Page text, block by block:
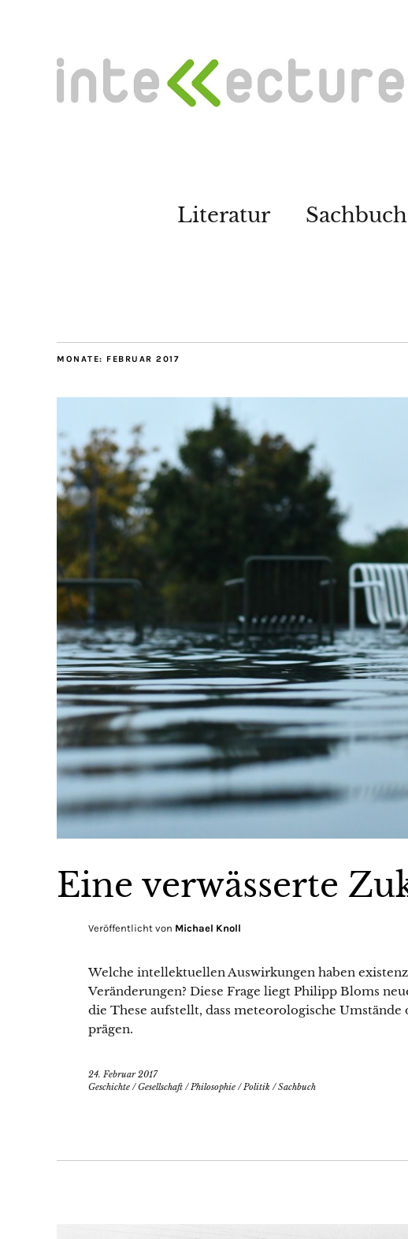
Literatur Sachbuch
MONATE: FEBRUAR 2017
Eine verwässerte
Veröffentlicht von Michael Knoll
Welche intellektuellen Auswirkungen haben
Veränderungen? Diese Frage liegt Philipp Bloms
die These aufstellt, dass meteorologische
prägen.
24. Februar 2017
Geschichte /Gesellschaft /Philosophie /Politik /Sachbuch